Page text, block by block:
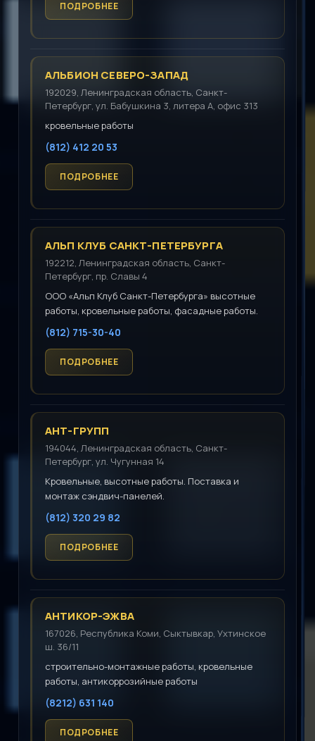
АЛЬБИОН СЕВЕРО-ЗАПАД
192029, Ленинградская область, Санкт-
Петербург, ул. Бабушкина 3, литера А, офис 313
кровельные работы
(812) 412 20 53
АЛЬП КЛУБ САНКТ-ПЕТЕРБУРГА
192212, Ленинградская область, Санкт-
Петербург, пр. Славы 4
ООО «Альп Клуб Санкт-Петербурга» высотные
работы, кровельные работы, фасадные работы.
(812) 715-30-40
АНТ-ГРУПП
194044, Ленинградская область, Санкт-
Петербург, ул. Чугунная 14
Кровельные, высотные работы. Поставка и
монтаж сэндвич-панелей.
(812) 320 29 82
АНТИКОР-ЭЖВА
167026, Республика Коми, Сыктывкар, Ухтинское
ш. 36/11
строительно-монтажные работы, кровельные
работы, антикоррозийные работы
(8212) 631 140